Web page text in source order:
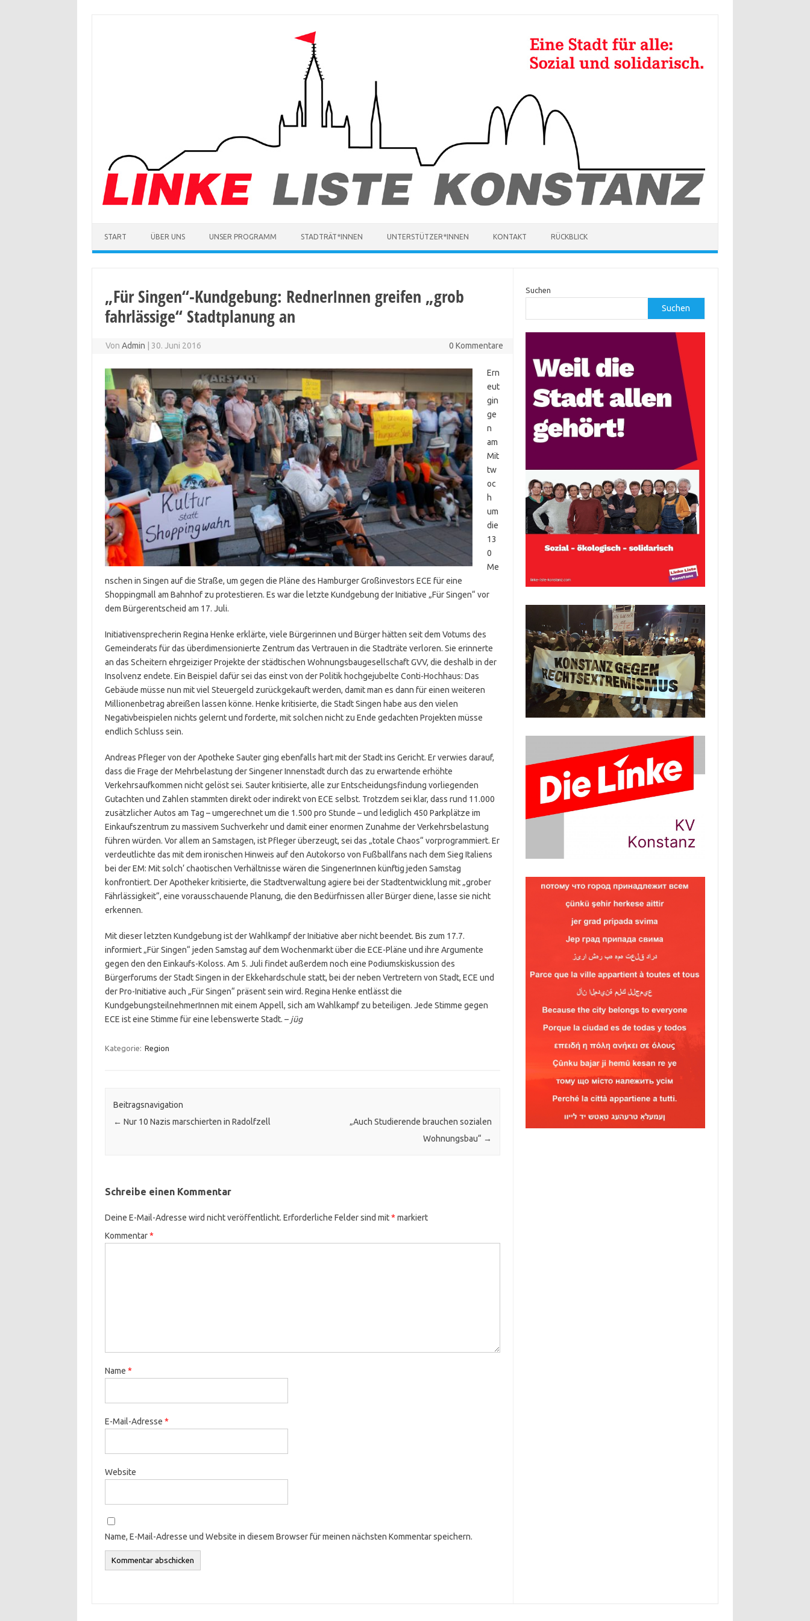
START ÜBER UNS UNSER PROGRAMM STADTRÄT*INNEN UNTERSTÜTZER*INNEN KONTAKT RÜCKBLICK
„Für Singen“-Kundgebung: RednerInnen greifen „grob
fahrlässige“ Stadtplanung an
VonAdmin 30. Juni 2016 0 Kommentare
Ern
eut
gin
ge
n
am
Mit
tw
oc
h
um
die
13
0
Me
nschen in Singen auf die Straße, um gegen die Pläne des Hamburger Großinvestors ECE für eine
Shoppingmall am Bahnhof zu protestieren. Es war die letzte Kundgebung der Initiative „Für Singen“ vor
dem Bürgerentscheid am 17. Juli.
Initiativensprecherin Regina Henke erklärte, viele Bürgerinnen und Bürger hätten seit dem Votums des
Gemeinderats für das überdimensionierte Zentrum das Vertrauen in die Stadträte verloren. Sie erinnerte
an das Scheitern ehrgeiziger Projekte der städtischen Wohnungsbaugesellschaft GVV, die deshalb in der
Insolvenz endete. Ein Beispiel dafür sei das einst von der Politik hochgejubelte Conti-Hochhaus: Das
Gebäude müsse nun mit viel Steuergeld zurückgekauft werden, damit man es dann für einen weiteren
Millionenbetrag abreißen lassen könne. Henke kritisierte, die Stadt Singen habe aus den vielen
Negativbeispielen nichts gelernt und forderte, mit solchen nicht zu Ende gedachten Projekten müsse
endlich Schluss sein.
Andreas Pfleger von der Apotheke Sauter ging ebenfalls hart mit der Stadt ins Gericht. Er verwies darauf,
dass die Frage der Mehrbelastung der Singener Innenstadt durch das zu erwartende erhöhte
Verkehrsaufkommen nicht gelöst sei. Sauter kritisierte, alle zur Entscheidungsfindung vorliegenden
Gutachten und Zahlen stammten direkt oder indirekt von ECE selbst. Trotzdem sei klar, dass rund 11.000
zusätzlicher Autos am Tag – umgerechnet um die 1.500 pro Stunde – und lediglich 450 Parkplätze im
Einkaufszentrum zu massivem Suchverkehr und damit einer enormen Zunahme der Verkehrsbelastung
führen würden. Vor allem an Samstagen, ist Pfleger überzeugt, sei das „totale Chaos“ vorprogrammiert. Er
verdeutlichte das mit dem ironischen Hinweis auf den Autokorso von Fußballfans nach dem Sieg Italiens
bei der EM: Mit solch‘ chaotischen Verhältnisse wären die SingenerInnen künftig jeden Samstag
konfrontiert. Der Apotheker kritisierte, die Stadtverwaltung agiere bei der Stadtentwicklung mit „grober
Fährlässigkeit“, eine vorausschauende Planung, die den Bedürfnissen aller Bürger diene, lasse sie nicht
erkennen.
Mit dieser letzten Kundgebung ist der Wahlkampf der Initiative aber nicht beendet. Bis zum 17.7.
informiert „Für Singen“ jeden Samstag auf dem Wochenmarkt über die ECE-Pläne und ihre Argumente
gegen den den Einkaufs-Koloss. Am 5. Juli findet außerdem noch eine Podiumskiskussion des
Bürgerforums der Stadt Singen in der Ekkehardschule statt, bei der neben Vertretern von Stadt, ECE und
der Pro-Initiative auch „Für Singen“ präsent sein wird. Regina Henke entlässt die
KundgebungsteilnehmerInnen mit einem Appell, sich am Wahlkampf zu beteiligen. Jede Stimme gegen
ECE ist eine Stimme für eine lebenswerte Stadt. – jüg
Kategorie: Region
Beitragsnavigation
← Nur 10 Nazis marschierten in Radolfzell
„Auch Studierende brauchen sozialen
Wohnungsbau“ →
Schreibe einen Kommentar
Deine E-Mail-Adresse wird nicht veröffentlicht. Erforderliche Felder sind mit* markiert
Kommentar*
Name *
E-Mail-Adresse *
Website
Name, E-Mail-Adresse und Website in diesem Browser für meinen nächsten Kommentar speichern.
Suchen
Suchen